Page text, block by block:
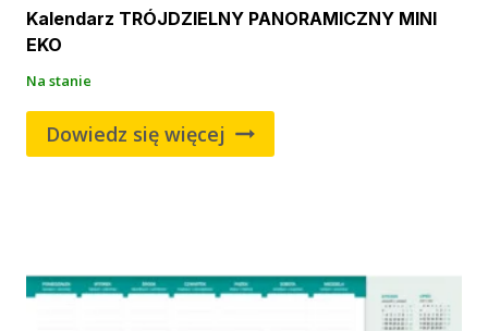
Kalendarz TRÓJDZIELNY PANORAMICZNY MINI
EKO
Na stanie
Dowiedz się więcej